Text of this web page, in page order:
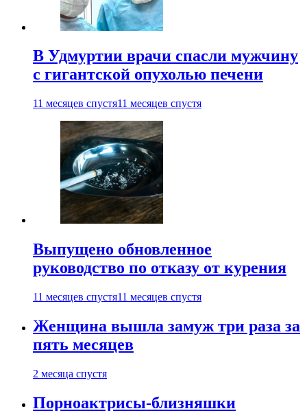
В Удмуртии врачи спасли мужчину
с гигантской опухолью печени
11 месяцев спустя11 месяцев спустя
Выпущено обновленное
руководство по отказу от курения
11 месяцев спустя11 месяцев спустя
Женщина вышла замуж три раза за
пять месяцев
2 месяца спустя
Порноактрисы-близняшки